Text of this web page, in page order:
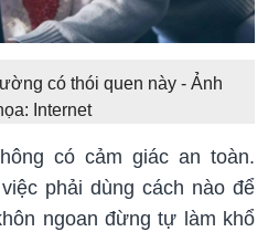
có thói quen này - Ảnh
Internet
có cảm giác an toàn.
phải dùng cách nào để
ngoan đừng tự làm khổ